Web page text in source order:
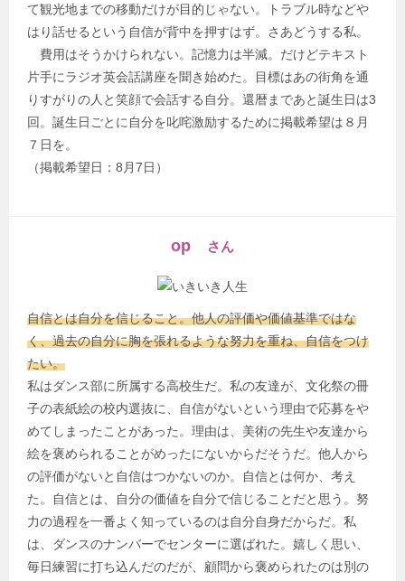
て観光地までの移動だけが目的じゃない。トラブル時などや
はり話せるという自信が背中を押すはず。さあどうする私。
費用はそうかけられない。記憶力は半減。だけどテキスト
片手にラジオ英会話講座を聞き始めた。目標はあの街角を通
りすがりの人と笑顔で会話する自分。還暦まであと誕生日は3
回。誕生日ごとに自分を叱咤激励するために掲載希望は８月
７日を。
（掲載希望日：8月7日）
op さん
自信とは自分を信じること。他人の評価や価値基準ではな
く、過去の自分に胸を張れるような努力を重ね、自信をつけ
たい。
私はダンス部に所属する高校生だ。私の友達が、文化祭の冊
子の表紙絵の校内選抜に、自信がないという理由で応募をや
めてしまったことがあった。理由は、美術の先生や友達から
絵を褒められることがめったにないからだそうだ。他人から
の評価がないと自信はつかないのか。自信とは何か、考え
た。自信とは、自分の価値を自分で信じることだと思う。努
力の過程を一番よく知っているのは自分自身だからだ。私
は、ダンスのナンバーでセンターに選ばれた。嬉しく思い、
毎日練習に打ち込んだのだが、顧問から褒められたのは別の